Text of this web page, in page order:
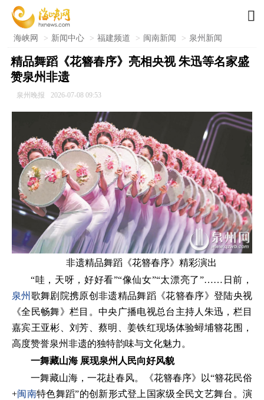

海峡网 > 新闻中心 > 福建频道 > 闽南新闻 > 泉州新闻
精品舞蹈《花簪春序》亮相央视 朱迅等名家盛
赞泉州非遗
泉州晚报 2026-07-08 09:53
非遗精品舞蹈《花簪春序》精彩演出
“哇，天呀，好好看”“像仙女”“太漂亮了”……日前，
泉州 歌舞剧院携原创非遗精品舞蹈《花簪春序》登陆央视
《全民畅舞》栏目。中央广播电视总台主持人朱迅，栏目
嘉宾王亚彬、刘芳、蔡明、姜铁红现场体验蟳埔簪花围，
高度赞誉泉州非遗的独特韵味与文化魅力。
一舞藏山海 展现泉州人民向好风貌
一舞藏山海，一花赴春风。《花簪春序》以“簪花民俗
+闽南特色舞蹈”的创新形式登上国家级全民文艺舞台。演